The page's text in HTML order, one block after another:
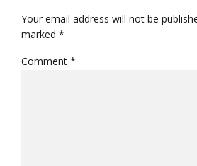
Your email address will not be
marked *
Comment *